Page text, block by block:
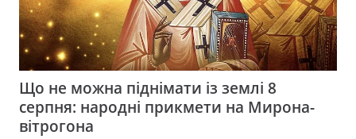
Що не можна піднімати із землі 8
серпня: народні прикмети на Мирона-
вітрогона